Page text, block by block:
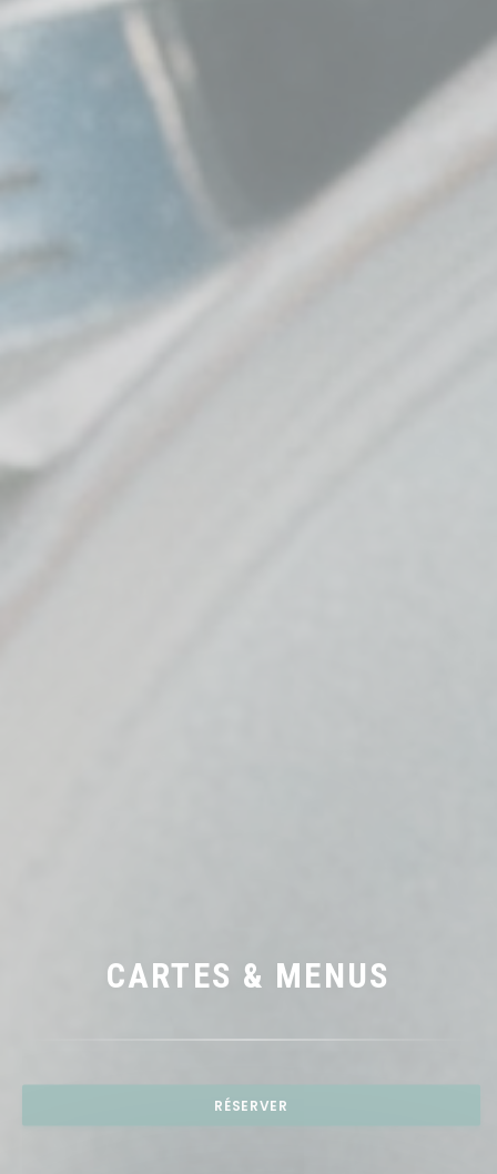
CARTES & MENUS
RÉSERVER